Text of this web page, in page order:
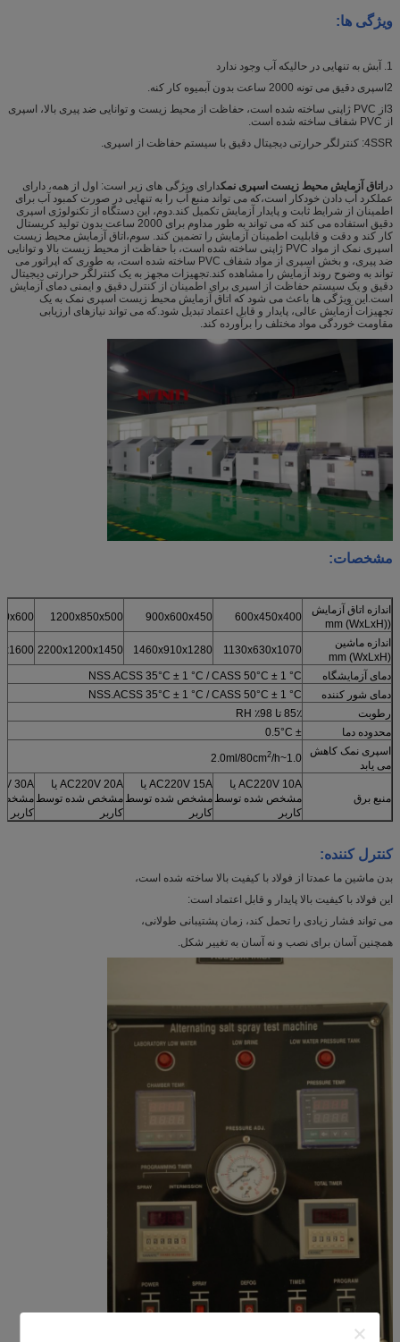
ویژگی ها:
1. آبش به تنهایی در حالیکه آب وجود ندارد
2اسپری دقیق می تونه 2000 ساعت بدون آبمیوه کار کنه.
3از PVC ژاپنی ساخته شده است، حفاظت از محیط زیست و توانایی ضد پیری بالا، اسپری
از PVC شفاف ساخته شده است.
4SSR: کنترلگر حرارتی دیجیتال دقیق با سیستم حفاظت از اسپری.
در اتاق آزمایش محیط زیست اسپری نمکدارای ویژگی های زیر است: اول از همه، دارای
عملکرد آب دادن خودکار است،که می تواند منبع آب را به تنهایی در صورت کمبود آب برای
اطمینان از شرایط ثابت و پایدار آزمایش تکمیل کند.دوم، این دستگاه از تکنولوژی اسپری
دقیق استفاده می کند که می تواند به طور مداوم برای 2000 ساعت بدون تولید کریستال
کار کند و دقت و قابلیت اطمینان آزمایش را تضمین کند. سوم،اتاق آزمایش محیط زیست
اسپری نمک از مواد PVC ژاپنی ساخته شده است، با حفاظت از محیط زیست بالا و توانایی
ضد پیری، و بخش اسپری از مواد شفاف PVC ساخته شده است، به طوری که اپراتور می
تواند به وضوح روند آزمایش را مشاهده کند.تجهیزات مجهز به یک کنترلگر حرارتی دیجیتال
دقیق و یک سیستم حفاظت از اسپری برای اطمینان از کنترل دقیق و ایمنی دمای آزمایش
است.این ویژگی ها باعث می شود که اتاق آزمایش محیط زیست اسپری نمک به یک
تجهیزات آزمایش عالی، پایدار و قابل اعتماد تبدیل شود.که می تواند نیازهای ارزیابی
مقاومت خوردگی مواد مختلف را برآورده کند.
مشخصات:
اندازه اتاق آزمایش
((WxLxH) mm
600x450x400
900x600x450
1200x850x500
اندازه ماشین
(WxLxH) mm
1130x630x1070
1460x910x1280
2200x1200x1450
دمای آزمایشگاه
NSS.ACSS 35°C ± 1 °C / CASS 50°C ± 1 °C
دمای شور کننده
NSS.ACSS 35°C ± 1 °C / CASS 50°C ± 1 °C
رطوبت
85٪ تا 98٪ RH
محدوده دما
± 0.5°C
اسپری نمک کاهش
می یابد
1.0~2.0ml/80cm
2/h
منبع برق
AC220V 10A یا
مشخص شده توسط
کاربر
AC220V 15A یا
مشخص شده توسط
کاربر
AC220V 20A یا
مشخص شده توسط
کاربر
مشخص
کاربر
کنترل کننده:
بدن ماشین ما عمدتا از فولاد با کیفیت بالا ساخته شده است،
این فولاد با کیفیت بالا پایدار و قابل اعتماد است:
می تواند فشار زیادی را تحمل کند، زمان پشتیبانی طولانی،
همچنین آسان برای نصب و نه آسان به تغییر شکل.